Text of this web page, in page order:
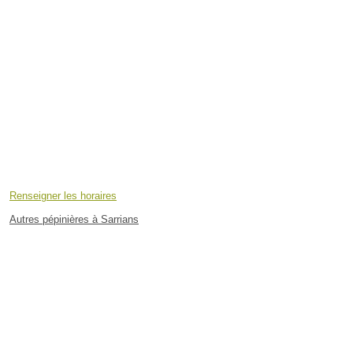
Renseigner les horaires
Autres pépinières à Sarrians